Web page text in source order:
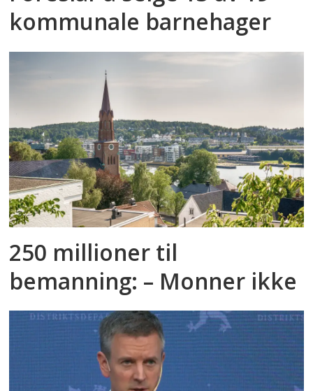
kommunale barnehager
250 millioner til
bemanning: ­– Monner ikke